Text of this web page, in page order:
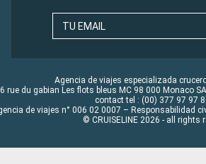
TU EMAIL
Agencia de viajes especializada
rue du gabian Les flots bleus MC 98 000 Monaco
contact tel : (00) 377 97 97
de viajes n° 006 02 0007 – Responsabilidad
© CRUISELINE 2026 - all rights